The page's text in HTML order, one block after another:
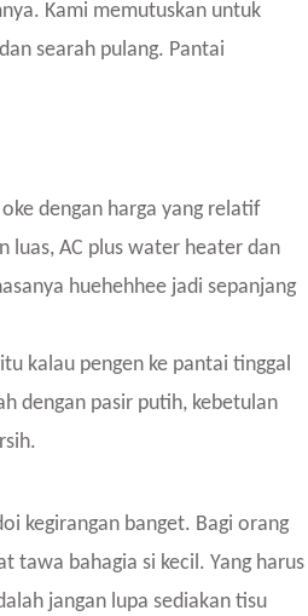
Kami memutuskan untuk
searah pulang. Pantai
dengan harga yang relatif
luas, AC plus water heater dan
huehehhee jadi sepanjang
kalau pengen ke pantai tinggal
dengan pasir putih, kebetulan
kegirangan banget. Bagi orang
tawa bahagia si kecil. Yang harus
jangan lupa sediakan tisu